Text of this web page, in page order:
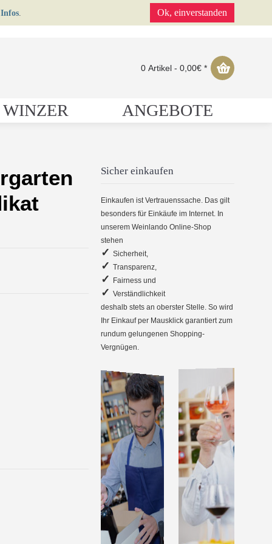
. Ok, einverstanden
0 Artikel - 0,00€ *
ANGEBOTE
Sicher einkaufen
Einkaufen ist Vertrauenssache. Das gilt
besonders für Einkäufe im Internet. In
unserem Weinlando Online-Shop
stehen
✓ Sicherheit,
✓ Transparenz,
✓ Fairness und
✓ Verständlichkeit
deshalb stets an oberster Stelle. So wird
Ihr Einkauf per Mausklick garantiert zum
rundum gelungenen Shopping-
Vergnügen.